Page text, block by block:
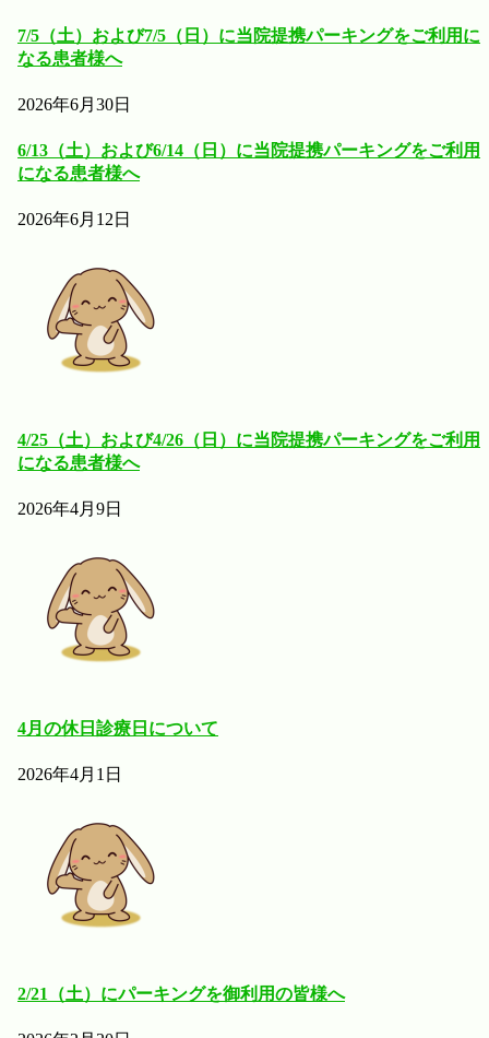
7/5（土）および7/5（日）に当院提携パーキングをご利用に
なる患者様へ
2026年6月30日
6/13（土）および6/14（日）に当院提携パーキングをご利用
になる患者様へ
2026年6月12日
4/25（土）および4/26（日）に当院提携パーキングをご利用
になる患者様へ
2026年4月9日
4月の休日診療日について
2026年4月1日
2/21（土）にパーキングを御利用の皆様へ